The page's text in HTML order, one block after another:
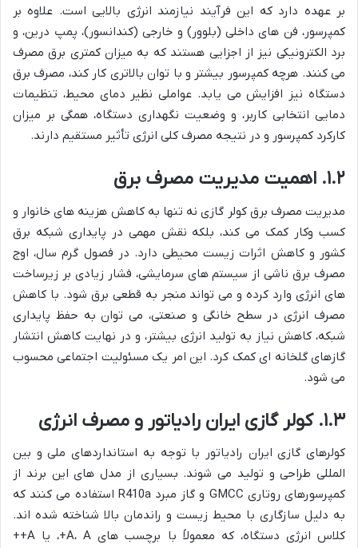
بر عهده دارد که این فرآیند نیازمند انرژی بالایی است. علاوه بر
کمپرسور، فن های داخلی (بلوور) و خارجی (کندانسور)، پمپ درین، و
برد الکترونیکی نیز از اجزایی هستند که به میزان کمتری برق مصرف
می کنند. هرچه کمپرسور بیشتر و با توان بالاتری کار کند، مصرف برق
دستگاه نیز افزایش می یابد. عواملی نظیر دمای محیط، تنظیمات
دمایی انتخابی کاربر، و وضعیت نگهداری دستگاه، همگی بر میزان
کارکرد کمپرسور و در نتیجه مصرف کلی انرژی تأثیر مستقیم دارند.
۱.۲. اهمیت مدیریت مصرف برق
مدیریت مصرف برق کولر گازی نه تنها به کاهش هزینه های خانوار و
کسب وکار کمک می کند، بلکه نقش مهمی در پایداری شبکه برق
کشور و کاهش اثرات زیست محیطی دارد. در فصول گرم سال، اوج
مصرف برق ناشی از سیستم های سرمایشی، فشار زیادی بر زیرساخت
های انرژی وارد کرده و می تواند منجر به قطعی برق شود. با کاهش
مصرف انرژی در سطح خانگی و صنعتی، می توان به حفظ پایداری
شبکه، کاهش نیاز به تولید انرژی بیشتر، و در نهایت کاهش انتشار
گازهای گلخانه ای کمک کرد. این امر یک مسئولیت اجتماعی محسوب
می شود.
۱.۳. کولر گازی ایران رادیاتور و مصرف انرژی
کولرهای گازی ایران رادیاتور با توجه به استانداردهای ملی و بین
المللی طراحی و تولید می شوند. بسیاری از مدل های این برند از
کمپرسورهای روتاری GMCC و گاز مبرد R410a استفاده می کنند که
به دلیل سازگاری با محیط زیست و راندمان بالا شناخته شده اند.
کلاس انرژی دستگاه، که معمولاً با برچسب های A، A+، یا A++